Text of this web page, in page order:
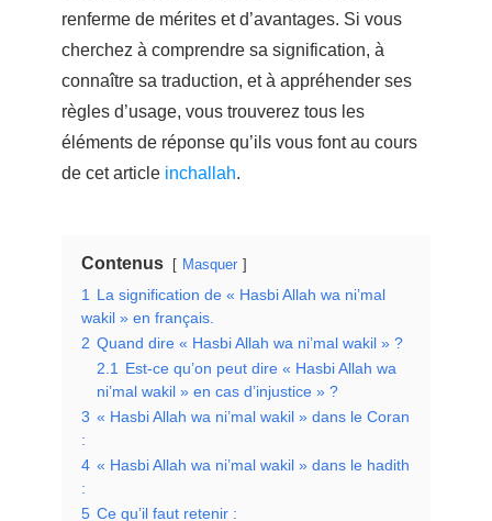
renferme de mérites et d’avantages. Si vous
cherchez à comprendre sa signification, à
connaître sa traduction, et à appréhender ses
règles d’usage, vous trouverez tous les
éléments de réponse qu’ils vous font au cours
de cet article inchallah.
Contenus Masquer
1
La signification de « Hasbi Allah wa ni’mal
wakil » en français.
2 Quand dire « Hasbi Allah wa ni’mal wakil » ?
2.1
Est-ce qu’on peut dire « Hasbi Allah wa
ni’mal wakil » en cas d’injustice » ?
3 « Hasbi Allah wa ni’mal wakil » dans le Coran
:
4 « Hasbi Allah wa ni’mal wakil » dans le hadith
:
5 Ce qu’il faut retenir :